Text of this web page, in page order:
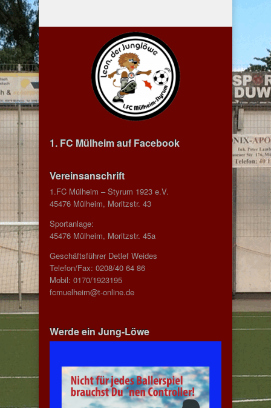
1. FC Mülheim auf Facebook
Vereinsanschrift
1.FC Mülheim – Styrum 1923 e.V.
45476 Mülheim, Moritzstr. 43
Sportanlage:
45476 Mülheim, Moritzstr. 45a
Geschäftsführer Detlef Weides
Telefon/Fax: 0208/40 64 86
Mobil: 0170/1923195
fcmuelheim@t-online.de
Werde ein Jung-Löwe